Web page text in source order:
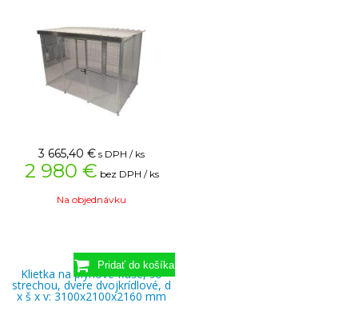
3 665,40 € s DPH / ks
2 980 € bez DPH / ks
Na objednávku
Klietka na plynové fľaše, so
strechou, dvere dvojkrídlové, d
x š x v: 3100x2100x2160 mm